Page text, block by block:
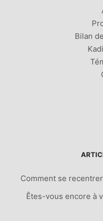
Bilan
Comment se
Êtes-vous encore à